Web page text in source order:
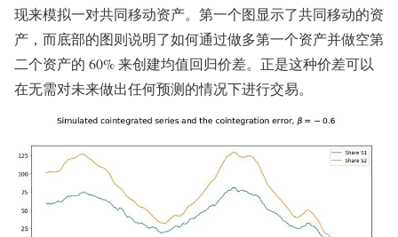
现来模拟一对共同移动资产。第一个图显示了共同移动的资
产，而底部的图则说明了如何通过做多第一个资产并做空第
二个资产的 60% 来创建均值回归价差。正是这种价差可以
在无需对未来做出任何预测的情况下进行交易。